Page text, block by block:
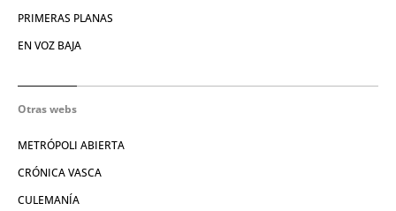
PRIMERAS PLANAS
EN VOZ BAJA
Otras webs
METRÓPOLI ABIERTA
CRÓNICA VASCA
CULEMANÍA